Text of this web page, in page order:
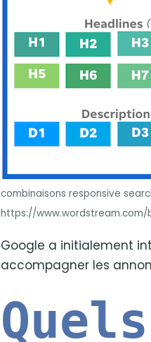
combinaisons responsive
https://www.wordstream.com/
Google a initialement
accompagner les